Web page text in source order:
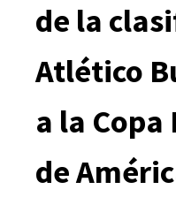
de la
Atlético
a la
de